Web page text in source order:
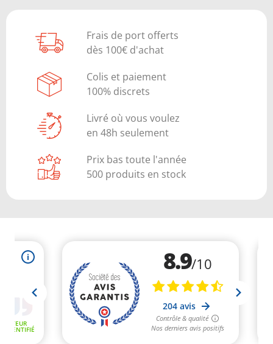
Frais de port offerts
dès 100€ d'achat
Colis et paiement
100% discrets
Livré où vous voulez
en 48h seulement
Prix bas toute l'année
500 produits en stock